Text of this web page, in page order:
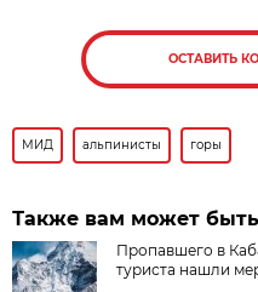
ОСТАВИТЬ
МИД альпинисты горы
Также вам может
Пропавшего в
туриста нашли